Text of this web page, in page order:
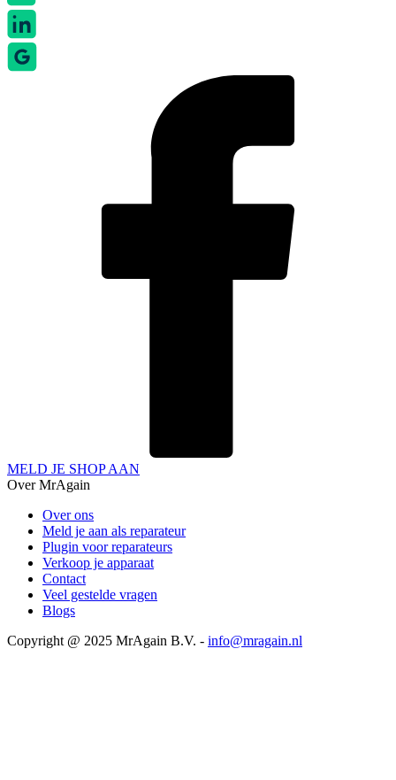
MELD JE SHOP AAN
Over MrAgain
Over ons
Meld je aan als reparateur
Plugin voor reparateurs
Verkoop je apparaat
Contact
Veel gestelde vragen
Blogs
Copyright @ 2025 MrAgain B.V. - info@mragain.nl